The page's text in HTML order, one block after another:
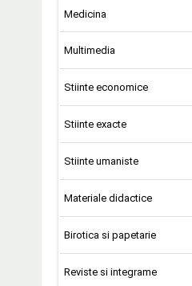
Medicina
Multimedia
Stiinte economice
Stiinte exacte
Stiinte umaniste
Materiale didactice
Birotica si papetarie
Reviste si integrame